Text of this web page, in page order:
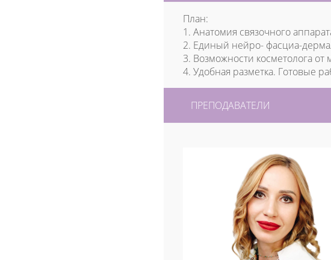
План:
1. Анатомия связочного
2. Единый нейро- фасциа-
3. Возможности косметолога
4. Удобная разметка. Готовые
ПРЕПОДАВАТЕЛИ